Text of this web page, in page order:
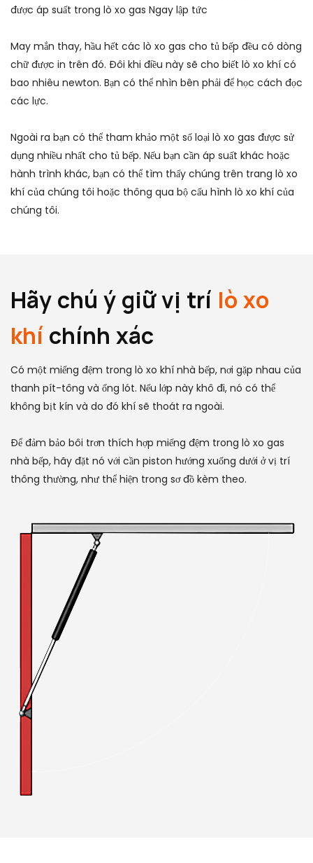
được áp suất trong lò xo gas Ngay lập tức
May mắn thay, hầu hết các lò xo gas cho tủ bếp đều có dòng
chữ được in trên đó. Đôi khi điều này sẽ cho biết lò xo khí có
bao nhiêu newton. Bạn có thể nhìn bên phải để học cách đọc
các lực.
Ngoài ra bạn có thể tham khảo một số loại lò xo gas được sử
dụng nhiều nhất cho tủ bếp. Nếu bạn cần áp suất khác hoặc
hành trình khác, bạn có thể tìm thấy chúng trên trang lò xo
khí của chúng tôi hoặc thông qua bộ cấu hình lò xo khí của
chúng tôi.
Hãy chú ý giữ vị trí lò xo
khí chính xác
Có một miếng đệm trong lò xo khí nhà bếp, nơi gặp nhau của
thanh pít-tông và ống lót. Nếu lớp này khô đi, nó có thể
không bịt kín và do đó khí sẽ thoát ra ngoài.
Để đảm bảo bôi trơn thích hợp miếng đệm trong lò xo gas
nhà bếp, hãy đặt nó với cần piston hướng xuống dưới ở vị trí
thông thường, như thể hiện trong sơ đồ kèm theo.